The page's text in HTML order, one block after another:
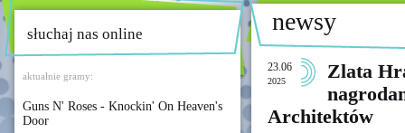
słuchaj nas online
aktualnie gramy:
Guns N' Roses - Knockin' On Heaven's
Door
newsy
23.06
2025
Zlata
Architektów